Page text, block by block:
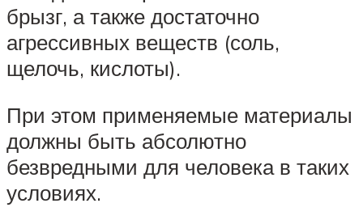
брызг, а также достаточно
агрессивных веществ (соль,
щелочь, кислоты).
При этом применяемые материалы
должны быть абсолютно
безвредными для человека в таких
условиях.